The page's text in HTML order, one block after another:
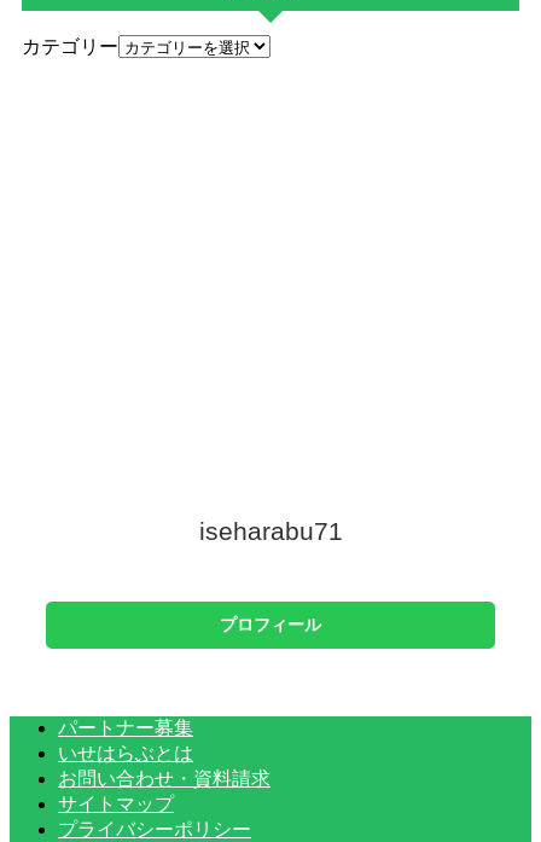
カテゴリー
iseharabu71
プロフィール
パートナー募集
いせはらぶとは
お問い合わせ・資料請求
サイトマップ
プライバシーポリシー